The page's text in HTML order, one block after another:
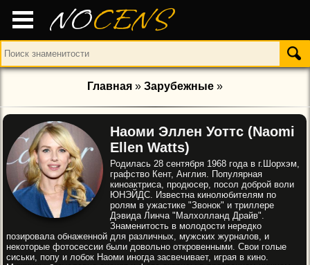
NOCENS
Главная » Зарубежные »
Наоми Эллен Уоттс (Naomi
Ellen Watts)
Родилась 28 сентября 1968 года в г.Шорхэм,
графство Кент, Англия. Популярная
киноактриса, продюсер, посол доброй воли
ЮНЭЙДС. Известна кинолюбителям по
ролям в ужастике "Звонок" и триллере
Дэвида Линча "Малхолланд Драйв".
Знаменитость в молодости нередко
позировала обнаженной для различных, мужских журналов, и
некоторые фотосессии были довольно откровенными. Свои голые
сиськи, попу и лобок Наоми иногда засвечивает, играя в кино.